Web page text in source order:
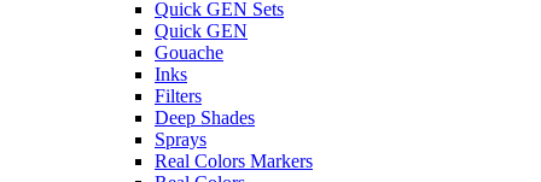
Quick GEN Sets
Quick GEN
Gouache
Inks
Filters
Deep Shades
Sprays
Real Colors Markers